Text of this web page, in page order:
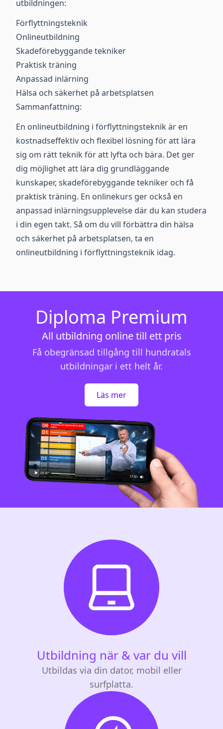
utbildningen:
Förflyttningsteknik
Onlineutbildning
Skadeförebyggande tekniker
Praktisk träning
Anpassad inlärning
Hälsa och säkerhet på arbetsplatsen
Sammanfattning:
En onlineutbildning i förflyttningsteknik är en
kostnadseffektiv och flexibel lösning för att lära
sig om rätt teknik för att lyfta och bära. Det ger
dig möjlighet att lära dig grundläggande
kunskaper, skadeförebyggande tekniker och få
praktisk träning. En onlinekurs ger också en
anpassad inlärningsupplevelse där du kan studera
i din egen takt. Så om du vill förbättra din hälsa
och säkerhet på arbetsplatsen, ta en
onlineutbildning i förflyttningsteknik idag.
Diploma Premium
All utbildning online till ett pris
Få obegränsad tillgång till hundratals
utbildningar i ett helt år.
Läs mer
Utbildning när & var du vill
Utbildas via din dator, mobil eller
surfplatta.